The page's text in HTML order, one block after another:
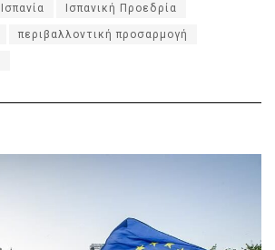
Ισπανία Ισπανική Προεδρία
περιβαλλοντική προσαρμογή